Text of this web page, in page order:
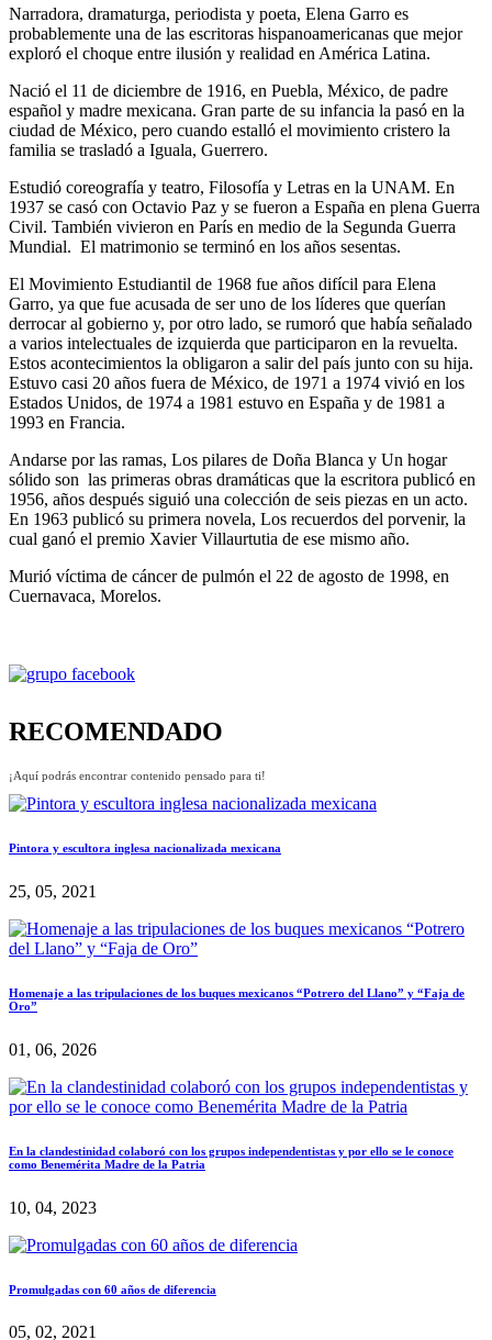
Narradora, dramaturga, periodista y poeta, Elena Garro es
probablemente una de las escritoras hispanoamericanas que mejor
exploró el choque entre ilusión y realidad en América Latina.
Nació el 11 de diciembre de 1916, en Puebla, México, de padre
español y madre mexicana. Gran parte de su infancia la pasó en la
ciudad de México, pero cuando estalló el movimiento cristero la
familia se trasladó a Iguala, Guerrero.
Estudió coreografía y teatro, Filosofía y Letras en la UNAM. En
1937 se casó con Octavio Paz y se fueron a España en plena Guerra
Civil. También vivieron en París en medio de la Segunda Guerra
Mundial. El matrimonio se terminó en los años sesentas.
El Movimiento Estudiantil de 1968 fue años difícil para Elena
Garro, ya que fue acusada de ser uno de los líderes que querían
derrocar al gobierno y, por otro lado, se rumoró que había señalado
a varios intelectuales de izquierda que participaron en la revuelta.
Estos acontecimientos la obligaron a salir del país junto con su hija.
Estuvo casi 20 años fuera de México, de 1971 a 1974 vivió en los
Estados Unidos, de 1974 a 1981 estuvo en España y de 1981 a
1993 en Francia.
Andarse por las ramas, Los pilares de Doña Blanca y Un hogar
sólido son las primeras obras dramáticas que la escritora publicó en
1956, años después siguió una colección de seis piezas en un acto.
En 1963 publicó su primera novela, Los recuerdos del porvenir, la
cual ganó el premio Xavier Villaurtutia de ese mismo año.
Murió víctima de cáncer de pulmón el 22 de agosto de 1998, en
Cuernavaca, Morelos.
RECOMENDADO
¡Aquí podrás encontrar contenido pensado para ti!
Pintora y escultora inglesa nacionalizada mexicana
25, 05, 2021
Homenaje a las tripulaciones de los buques mexicanos “Potrero del Llano” y “Faja de
Oro”
01, 06, 2026
En la clandestinidad colaboró con los grupos independentistas y por ello se le conoce
como Benemérita Madre de la Patria
10, 04, 2023
Promulgadas con 60 años de diferencia
05, 02, 2021